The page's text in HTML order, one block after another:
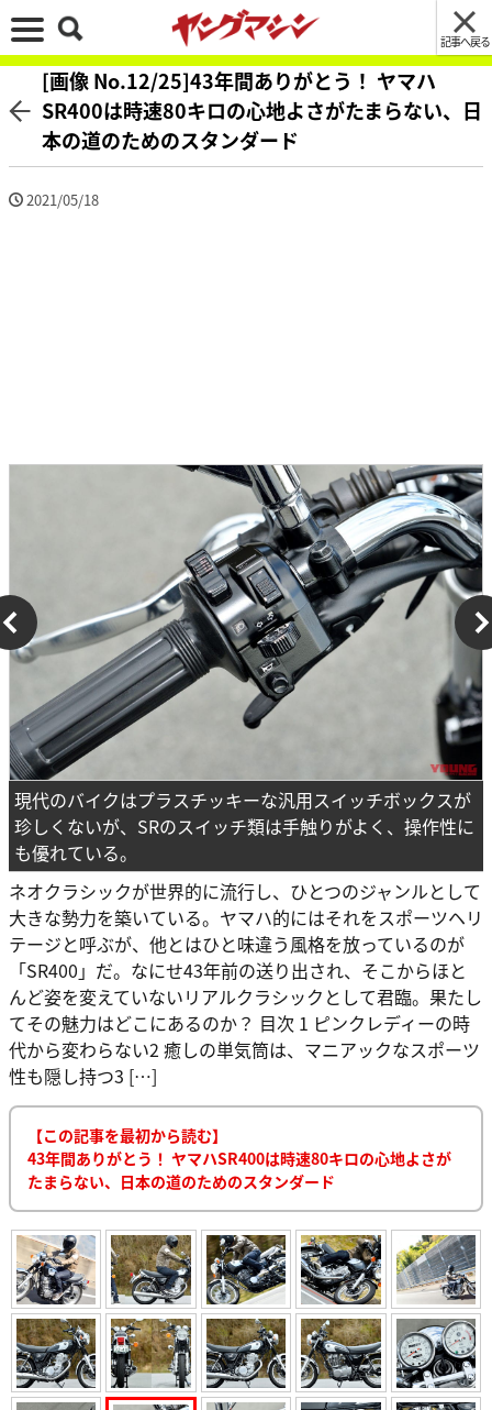
記事へ戻る
[画像 No.12/25]43年間ありがとう！ ヤマハ
SR400は時速80キロの心地よさがたまらない、日
本の道のためのスタンダード
2021/05/18
現代のバイクはプラスチッキーな汎用スイッチボックスが
珍しくないが、SRのスイッチ類は手触りがよく、操作性に
も優れている。
ネオクラシックが世界的に流行し、ひとつのジャンルとして
大きな勢力を築いている。ヤマハ的にはそれをスポーツヘリ
テージと呼ぶが、他とはひと味違う風格を放っているのが
「SR400」だ。なにせ43年前の送り出され、そこからほと
んど姿を変えていないリアルクラシックとして君臨。果たし
てその魅力はどこにあるのか？ 目次 1 ピンクレディーの時
代から変わらない2 癒しの単気筒は、マニアックなスポーツ
性も隠し持つ3 […]
【この記事を最初から読む】
43年間ありがとう！ ヤマハSR400は時速80キロの心地よさが
たまらない、日本の道のためのスタンダード